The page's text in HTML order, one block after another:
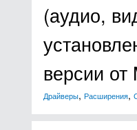
(аудио,
версии
Драйверы, Расширения,